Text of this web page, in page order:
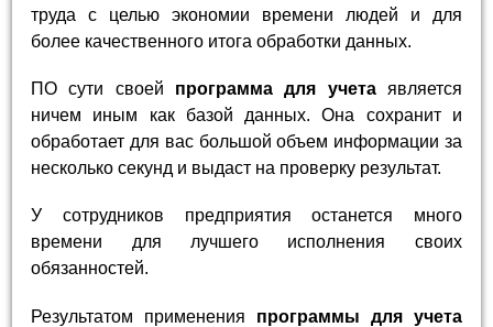
труда с целью экономии времени людей и для
более качественного итога обработки данных.
ПО сути своей программа для учетаявляется
ничем иным как базой данных. Она сохранит и
обработает для вас большой объем информации за
несколько секунд и выдаст на проверку результат.
У сотрудников предприятия останется много
времени для лучшего исполнения своих
обязанностей.
Результатом применения программы для учета